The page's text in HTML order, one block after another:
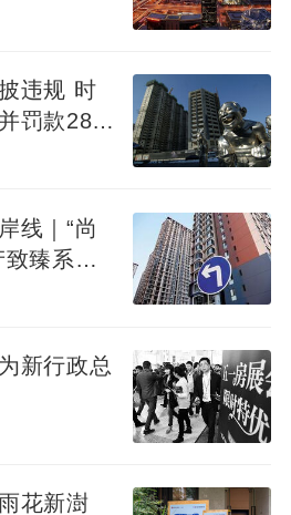
的主力消费群体规模骤
店的大规模扩张。
土不服？
在很大程度上依赖于强
能力以及自有品牌的开
违规 时
罚款280
线｜“尚
臻系首
商业愿
新行政总
花新澍